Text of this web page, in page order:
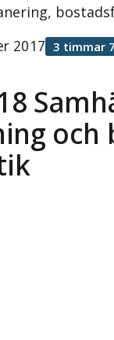
och
2017 3 timmar